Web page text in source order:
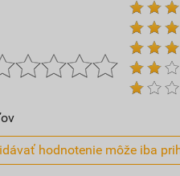
hodnotenie môže iba